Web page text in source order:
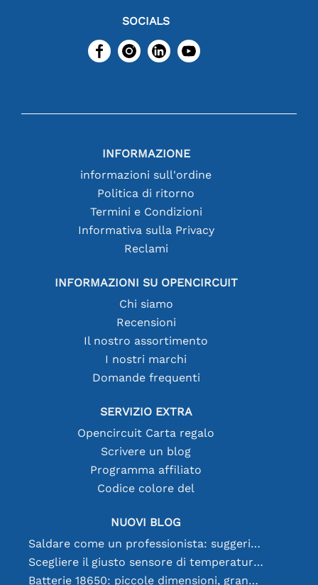
SOCIALS
INFORMAZIONE
informazioni sull'ordine
Politica di ritorno
Termini e Condizioni
Informativa sulla Privacy
Reclami
INFORMAZIONI SU OPENCIRCUIT
Chi siamo
Recensioni
Il nostro assortimento
I nostri marchi
Domande frequenti
SERVIZIO EXTRA
Opencircuit Carta regalo
Scrivere un blog
Programma affiliato
Codice colore del
NUOVI BLOG
Saldare come un professionista: suggerimenti per connessioni elettroniche perfette
Scegliere il giusto sensore di temperatura [youtube]
Batterie 18650: piccole dimensioni, grandi prestazioni